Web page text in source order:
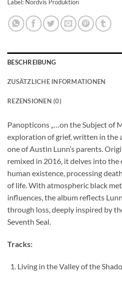
Label: Nordvis Produktion
BESCHREIBUNG
ZUSÄTZLICHE INFORMATIONEN
REZENSIONEN (0)
Panopticons „…on the Subject of
exploration of grief, written in the
one of Austin Lunn’s parents.
remixed in 2016, it delves into
human existence, processing
of life. With atmospheric black
influences, the album reflects
through loss, deeply inspired by
Seventh Seal.
Tracks:
Living in the Valley of the